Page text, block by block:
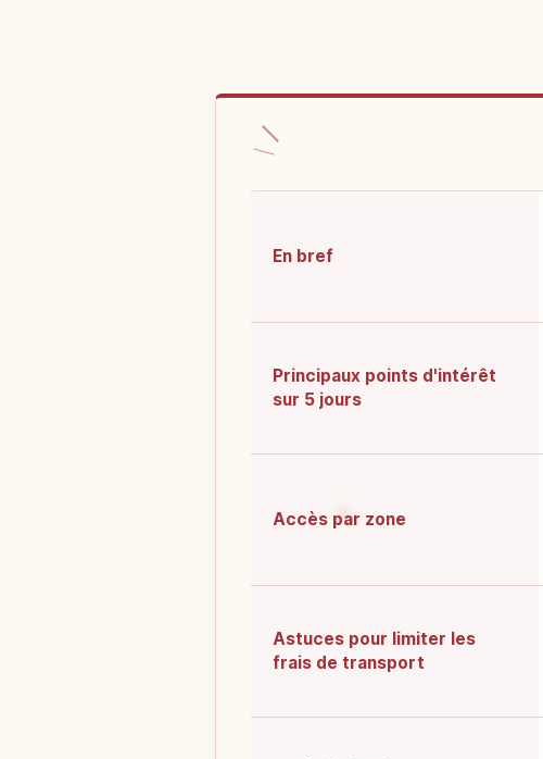
En bref
Principaux points d'intérêt
sur 5 jours
Accès par zone
Astuces pour limiter les
frais de transport